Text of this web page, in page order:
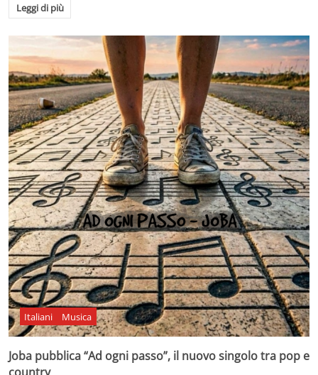
Leggi di più
Italiani Musica
Joba pubblica “Ad ogni passo”, il nuovo singolo tra pop e